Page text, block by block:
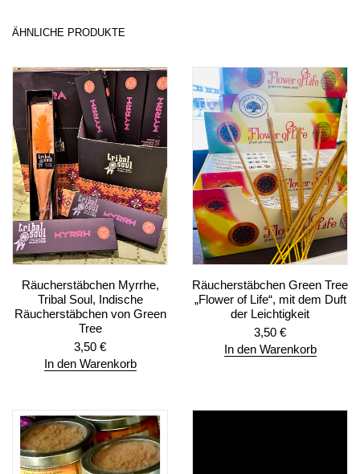
ÄHNLICHE PRODUKTE
Räucherstäbchen Myrrhe,
Tribal Soul, Indische
Räucherstäbchen von Green
Tree
3,50 €
In den Warenkorb
Räucherstäbchen Green Tree
„Flower of Life“, mit dem Duft
der Leichtigkeit
3,50 €
In den Warenkorb